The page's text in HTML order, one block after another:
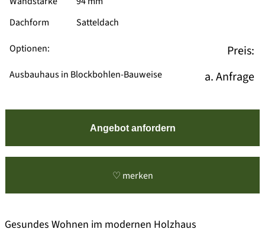
Dachform
Satteldach
Optionen: Preis:
Ausbauhaus in Blockbohlen-Bauweise a. Anfrage
Angebot anfordern
♡ merken
Gesundes Wohnen im modernen Holzhaus